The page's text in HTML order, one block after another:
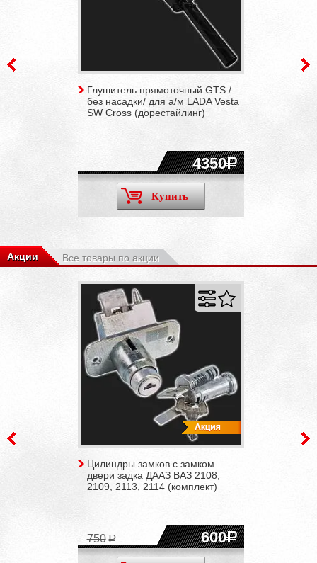
Глушитель прямоточный GTS /
без насадки/ для а/м LADA Vesta
SW Cross (дорестайлинг)
4350
Купить
Акции Все товары по акции
Цилиндры замков с замком
двери задка ДААЗ ВАЗ 2108,
2109, 2113, 2114 (комплект)
600
750